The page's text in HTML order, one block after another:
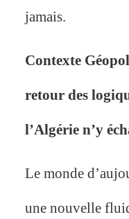
jamais.
Contexte
retour des
l’Algérie n’y
Le monde
une nouvelle